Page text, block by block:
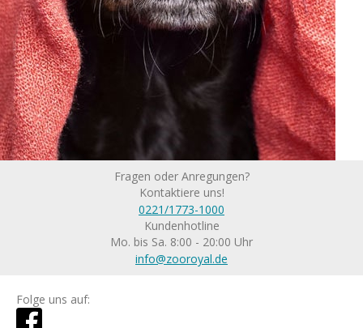
Fragen oder Anregungen?
Kontaktiere uns!
0221/1773-1000
Kundenhotline
Mo. bis Sa. 8:00 - 20:00 Uhr
info@zooroyal.de
Folge uns auf: